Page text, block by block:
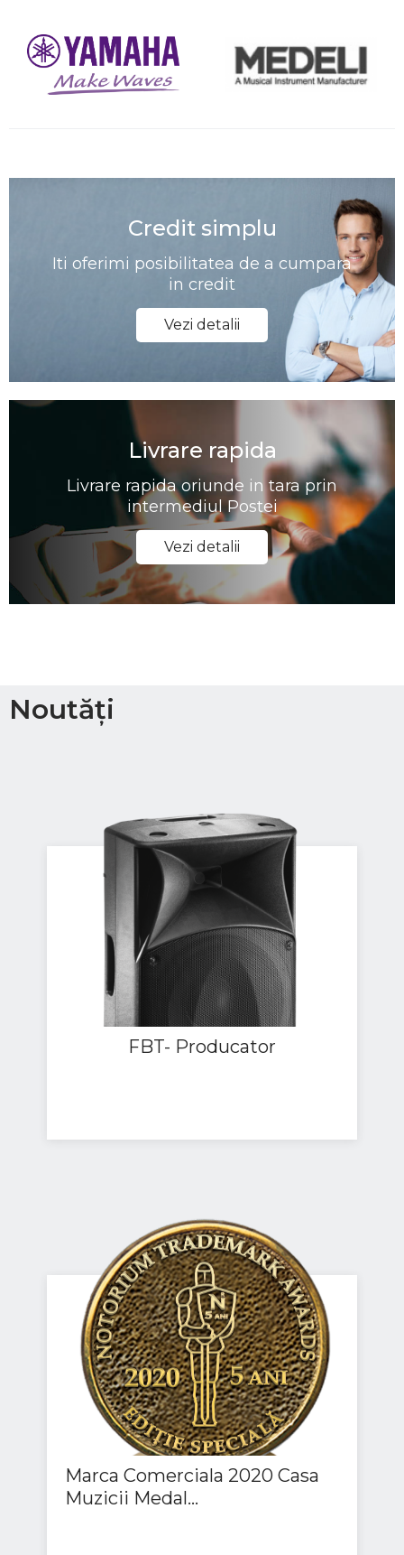
Credit simplu
Iti oferimi posibilitatea de a cumpara
in credit
Vezi detalii
Livrare rapida
Livrare rapida oriunde in tara prin
intermediul Postei
Vezi detalii
Noutăți
FBT- Producator
Marca Comerciala 2020 Casa
Muzicii Medal...